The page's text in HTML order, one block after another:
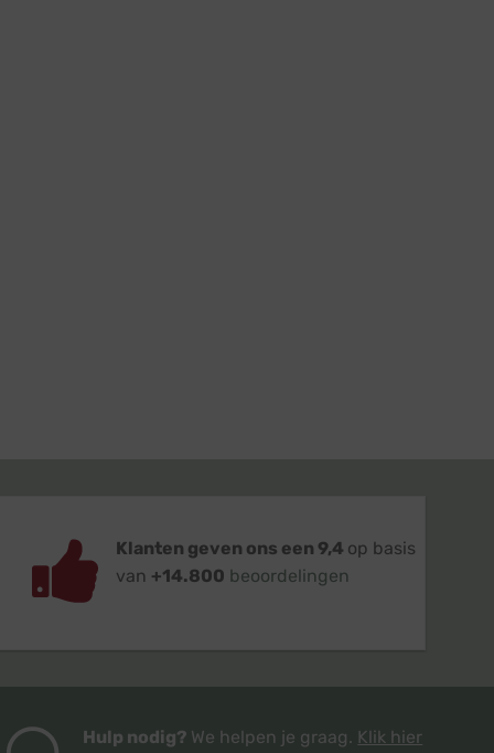
Klanten geven ons een 9,4 op basis
van +14.800 beoordelingen
Hulp nodig? We helpen je graag. Klik hier